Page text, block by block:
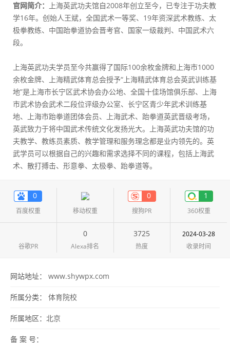
官网简介：
上海英武功夫馆自2008年创立至今，已专注于功夫教
学16年。创始人王斌，全国武术一等奖、19年资深武术教练、太
极拳教练、中国跆拳道协会晋考官、国家一级裁判、中国武术六
段。
上海英武功夫学员至今共赢得了国际100余枚金牌和上海市1000
余枚金牌、上海精武体育总会授予“上海精武体育总会英武训练基
地”是上海市长宁区武术协会办公地、全国十佳场馆俱乐部、上海
市武术协会武术二段位评级办公室、长宁区青少年武术训练基
地、上海市跆拳道团体会员、上海武术、跆拳道英武晋级考场，
英武致力于将中国武术传统文化发扬光大。上海英武功夫馆的功
夫教学、教练员素质、教学管理和服务理念都是业内领先的。英
武学员可以根据自己的兴趣和需求选择不同的课程，包括上海武
术、散打搏击、形意拳、太极拳、跆拳道等。
0
百度权重 移动权重
0
搜狗PR
1
360权重
谷歌PR
0
Alexa排名
3725
热度
2024-03-28
收录时间
网站地址： www.shywpx.com
所属分类： 体育院校
所属地区： 北京
备 案 号：